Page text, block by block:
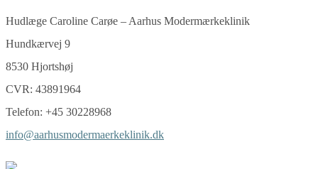
Hudlæge Caroline Carøe – Aarhus Modermærkeklinik
Hundkærvej 9
8530 Hjortshøj
CVR: 43891964
Telefon: +45 30228968
info@aarhusmodermaerkeklinik.dk